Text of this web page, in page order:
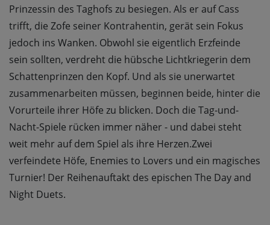
Prinzessin des Taghofs zu besiegen. Als er auf Cass
trifft, die Zofe seiner Kontrahentin, gerät sein Fokus
jedoch ins Wanken. Obwohl sie eigentlich Erzfeinde
sein sollten, verdreht die hübsche Lichtkriegerin dem
Schattenprinzen den Kopf. Und als sie unerwartet
zusammenarbeiten müssen, beginnen beide, hinter die
Vorurteile ihrer Höfe zu blicken. Doch die Tag-und-
Nacht-Spiele rücken immer näher - und dabei steht
weit mehr auf dem Spiel als ihre Herzen.Zwei
verfeindete Höfe, Enemies to Lovers und ein magisches
Turnier! Der Reihenauftakt des epischen The Day and
Night Duets.